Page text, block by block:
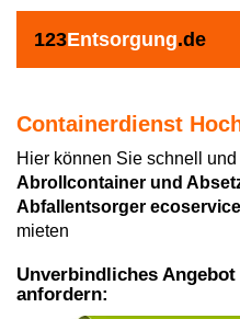
123Entsorgung.de
Containerdienst
Hier können Sie schnell
Abrollcontainer und
Abfallentsorger
mieten
Unverbindliches
anfordern: